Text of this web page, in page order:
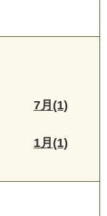
7月(1)
1月(1)